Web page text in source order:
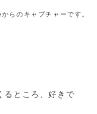
らのキャプチャーです。
るところ、好きで